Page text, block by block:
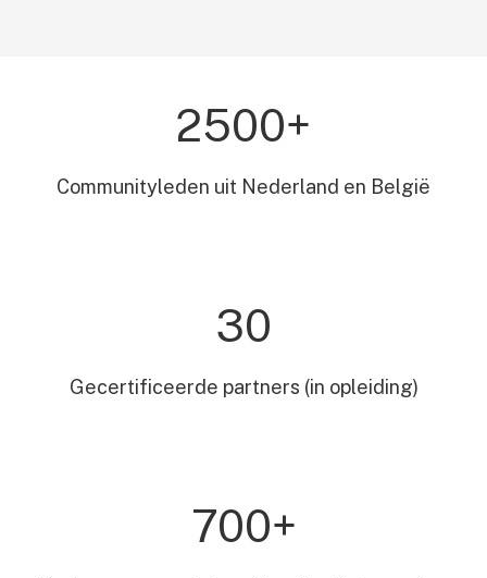
2500+
Communityleden uit Nederland en België
30
Gecertificeerde partners (in opleiding)
700+